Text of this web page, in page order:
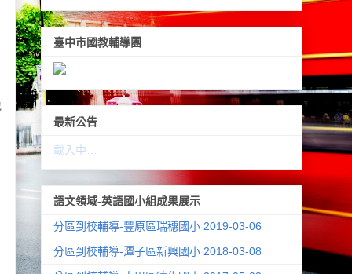
臺中市國教輔導團
最新公告
載入中…
語文領域-英語國小組成果展示
分區到校輔導-豐原區瑞穗國小 2019-03-06
分區到校輔導-潭子區新興國小 2018-03-08